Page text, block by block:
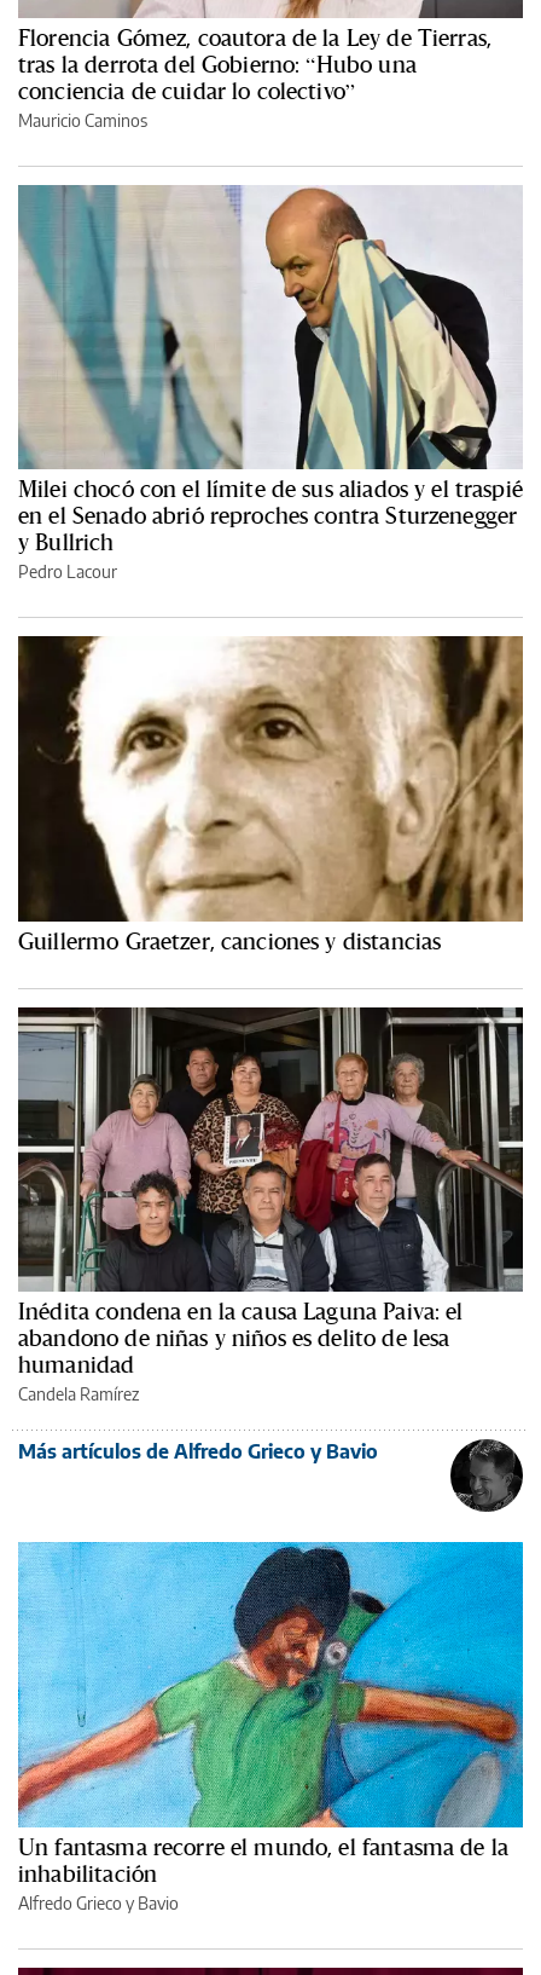
Florencia Gómez, coautora de la Ley de Tierras,
tras la derrota del Gobierno: “Hubo una
conciencia de cuidar lo colectivo”
Mauricio Caminos
Milei chocó con el límite de sus aliados y el traspié
en el Senado abrió reproches contra Sturzenegger
y Bullrich
Pedro Lacour
Guillermo Graetzer, canciones y distancias
Inédita condena en la causa Laguna Paiva: el
abandono de niñas y niños es delito de lesa
humanidad
Candela Ramírez
Más artículos de Alfredo Grieco y Bavio
Un fantasma recorre el mundo, el fantasma de la
inhabilitación
Alfredo Grieco y Bavio